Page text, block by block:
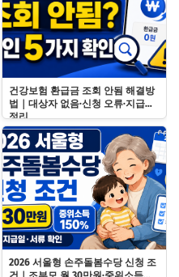
건강보험 환급금 조회 안됨 해결방
법｜대상자 없음·신청 오류·지급일
정리
2026 서울형 손주돌봄수당 신청 조